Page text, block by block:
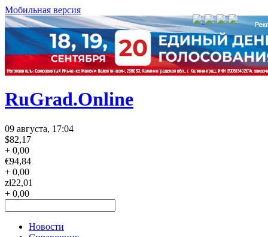
Мобильная версия
RuGrad.Online
09 августа, 17:04
$82,17
+ 0,00
€94,84
+ 0,00
zł22,01
+ 0,00
Новости